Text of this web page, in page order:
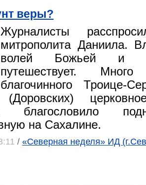
веры?
Журналисты
митрополита Даниила.
волей Божьей и
путешествует.
благочинного Троице-
благословило
на Сахалине.
/ «Северная неделя» ИД